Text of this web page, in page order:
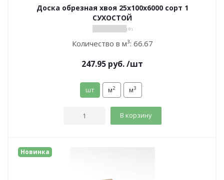
Доска обрезная хвоя 25х100х6000 сорт 1
СУХОСТОЙ
( 0 )
Количество в м³: 66.67
247.95 руб./шт
шт м2 м3
В корзину
Новинка